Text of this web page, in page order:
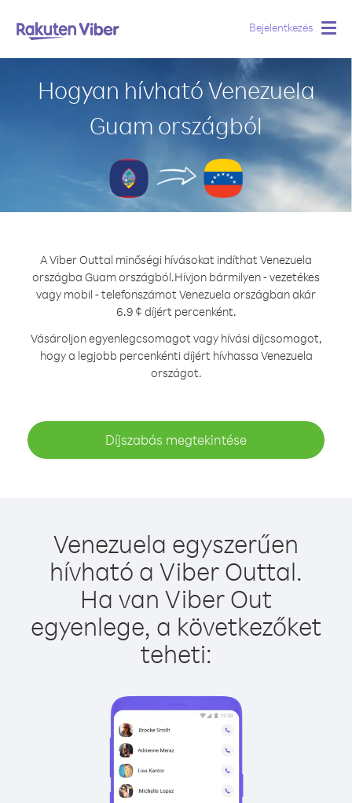
Bejelentkezés
Hogyan hívható Venezuela
Guam országból
A Viber Outtal minőségi hívásokat indíthat Venezuela
országba Guam országból.Hívjon bármilyen - vezetékes
vagy mobil - telefonszámot Venezuela országban akár
6.9 ¢ díjért percenként.
Vásároljon egyenlegcsomagot vagy hívási díjcsomagot,
hogy a legjobb percenkénti díjért hívhassa Venezuela
országot.
Díjszabás megtekintése
Venezuela egyszerűen
hívható a Viber Outtal.
Ha van Viber Out
egyenlege, a következőket
teheti: